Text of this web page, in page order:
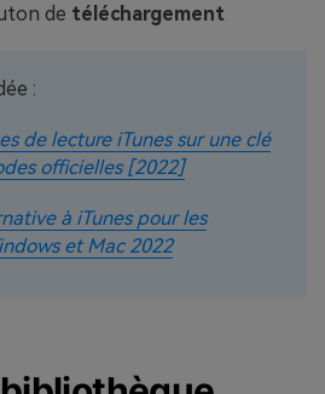
de téléchargement
:
de lecture iTunes sur une clé
officielles [2022]
à iTunes pour les
et Mac 2022